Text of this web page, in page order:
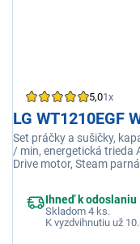
5,01x
LG WT1210EGF
Set práčky a sušičky,
/ min, energetická trieda
Drive motor, Steam
Ihneď k odoslaniu
Skladom 4 ks.
K vyzdvihnutiu už